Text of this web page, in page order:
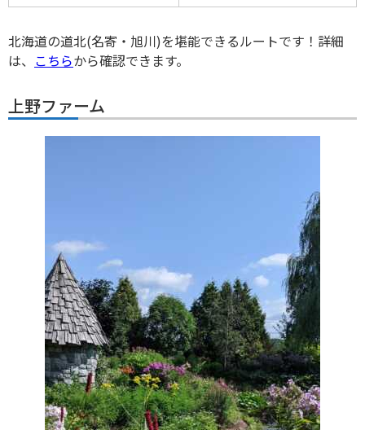
北海道の道北(名寄・旭川)を堪能できるルートです！詳細
は、 こちらから確認できます。
上野ファーム